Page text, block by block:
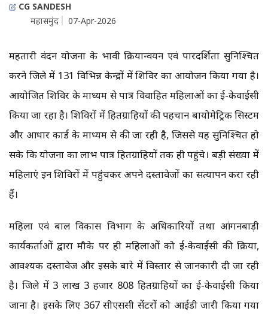
CG SANDESH
महासमुंद
07-Apr-2026
महतारी वंदन योजना के प्रभावी क्रियान्वयन एवं पारदर्शिता सुनिश्चित
करने जिले में 131 विभिन्न केन्द्रों में शिविर का आयोजन किया गया है।
आयोजित शिविर के माध्यम से पात्र विवाहित महिलाओं का ई-केवाईसी
किया जा रहा है। शिविरों में हितग्राहियों की पहचान बायोमेट्रिक सिस्टम
और आधार कार्ड के माध्यम से की जा रही है, जिससे यह सुनिश्चित हो
सके कि योजना का लाभ पात्र हितग्राहियों तक ही पहुंचे। बड़ी संख्या में
महिलाएं इन शिविरों में पहुंचकर अपने दस्तावेजों का सत्यापन करा रही
हैं।
महिला एवं बाल विकास विभाग के अधिकारियों तथा आंगनबाड़ी
कार्यकर्ताओं द्वारा मौके पर ही महिलाओं को ई-केवाईसी की प्रक्रिया,
आवश्यक दस्तावेज और इसके बारे में विस्तार से जानकारी दी जा रही
है। जिले में 3 लाख 3 हजार 808 हितग्राहियों का ई-केवाईसी किया
जाना है। इसके लिए 367 सीएससी सेंटरों को आईडी जारी किया गया